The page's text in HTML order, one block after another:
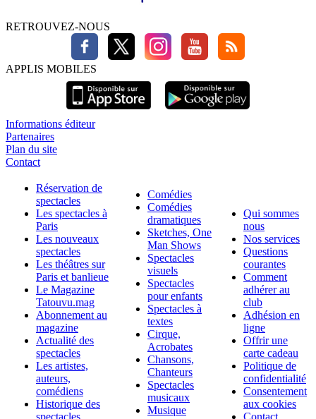
RETROUVEZ-NOUS
APPLIS MOBILES
Informations éditeur
Partenaires
Plan du site
Contact
Réservation de
spectacles
Les spectacles à
Paris
Les nouveaux
spectacles
Les théâtres sur
Paris et banlieue
Le Magazine
Tatouvu.mag
Abonnement au
magazine
Actualité des
spectacles
Les artistes,
auteurs,
comédiens
Historique des
Comédies
Comédies
dramatiques
Sketches, One
Man Shows
Spectacles
visuels
Spectacles
pour enfants
Spectacles à
textes
Cirque,
Acrobates
Chansons,
Chanteurs
Spectacles
musicaux
Musique
Qui sommes
nous
Nos services
Questions
courantes
Comment
adhérer au
club
Adhésion en
ligne
Offrir une
carte cadeau
Politique de
confidentialité
Consentement
aux cookies